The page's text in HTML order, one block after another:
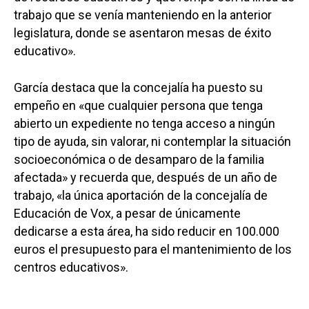
trabajo que se venía manteniendo en la anterior
legislatura, donde se asentaron mesas de éxito
educativo».
García destaca que la concejalía ha puesto su
empeño en «que cualquier persona que tenga
abierto un expediente no tenga acceso a ningún
tipo de ayuda, sin valorar, ni contemplar la situación
socioeconómica o de desamparo de la familia
afectada» y recuerda que, después de un año de
trabajo, «la única aportación de la concejalía de
Educación de Vox, a pesar de únicamente
dedicarse a esta área, ha sido reducir en 100.000
euros el presupuesto para el mantenimiento de los
centros educativos».